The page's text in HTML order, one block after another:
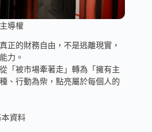
導權
正的財務自由，不是逃離現實，
力。
「被市場牽著走」轉為「擁有主
、行動為柴，點亮屬於每個人的
本資料